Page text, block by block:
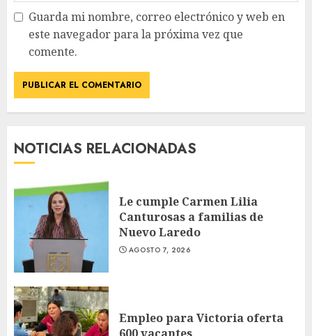
Guarda mi nombre, correo electrónico y web en
este navegador para la próxima vez que
comente.
NOTICIAS RELACIONADAS
Le cumple Carmen Lilia
Canturosas a familias de
Nuevo Laredo
AGOSTO 7, 2026
Empleo para Victoria oferta